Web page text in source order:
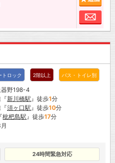
お
トロック 2階以上 バス・トイレ別
器野198-4
『新川橋駅 』徒歩1分
『須ヶ口駅 』徒歩10分
枇杷島駅 』徒歩17分
24時間緊急対応